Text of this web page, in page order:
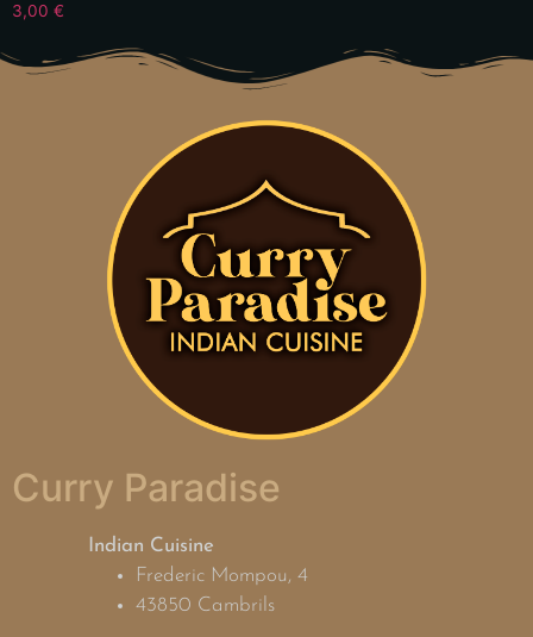
3,00 €
Curry Paradise
Indian Cuisine
Frederic Mompou, 4
43850 Cambrils